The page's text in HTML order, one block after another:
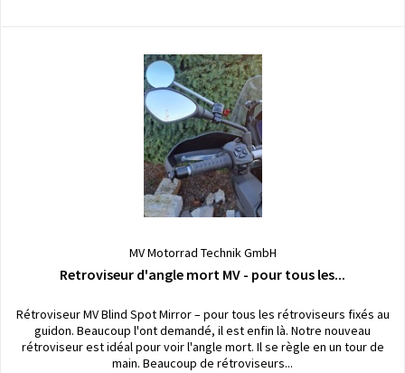
MV Motorrad Technik GmbH
Retroviseur d'angle mort MV - pour tous les...
Rétroviseur MV Blind Spot Mirror – pour tous les rétroviseurs fixés au
guidon. Beaucoup l'ont demandé, il est enfin là. Notre nouveau
rétroviseur est idéal pour voir l'angle mort. Il se règle en un tour de
main. Beaucoup de rétroviseurs...